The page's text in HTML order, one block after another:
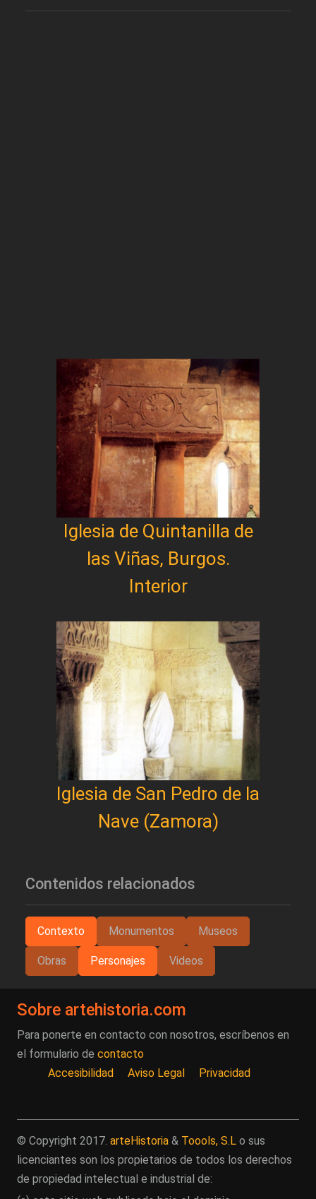
Iglesia de Quintanilla de
las Viñas, Burgos.
Interior
Iglesia de San Pedro de la
Nave (Zamora)
Contenidos relacionados
Contexto Monumentos Museos
Obras Personajes Videos
Sobre artehistoria.com
Para ponerte en contacto con nosotros, escríbenos en
el formulario de contacto
Accesibilidad
Aviso Legal Privacidad
© Copyright 2017. arteHistoria & Toools, S.L o sus
licenciantes son los propietarios de todos los derechos
de propiedad intelectual e industrial de: